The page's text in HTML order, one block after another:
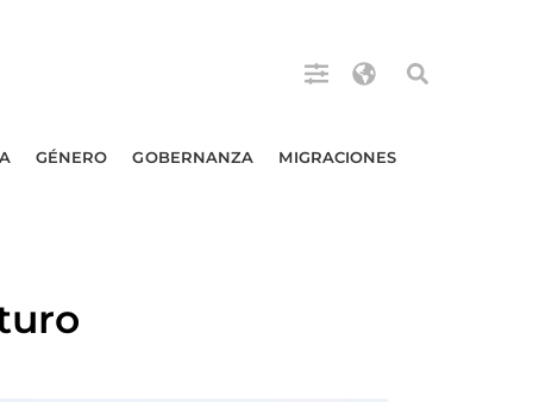
GÉNERO GOBERNANZA MIGRACIONES